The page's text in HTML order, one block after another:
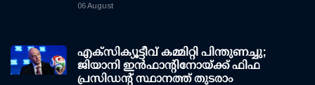
06 August
എക്സിക്യൂട്ടീവ് കമ്മിറ്റി പിന്തുണച്ചു;
ജിയാനി ഇന്‍ഫാന്റിനോയ്ക്ക് ഫിഫ
പ്രസിഡന്റ് സ്ഥാനത്ത് തുടരാം